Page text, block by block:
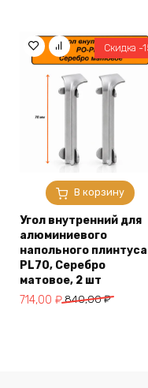
1960,00 ₽.
В корзину
Скидка -
Угол внутренний для
алюминиевого
напольного плинтуса
PL70, Серебро
матовое, 2 шт
840,00₽
Первоначальная
714,00 ₽
Текущая